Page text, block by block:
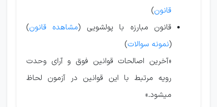
قانون)
قانون مبارزه با پولشویی (مشاهده قانون)
(نمونه سوالات)
«آخرین اصالحات قوانین فوق و آرای وحدت
رویه مرتبط با این قوانین در آزمون لحاظ
میشود.»